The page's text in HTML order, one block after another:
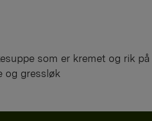
som er kremet og rik på
og gressløk